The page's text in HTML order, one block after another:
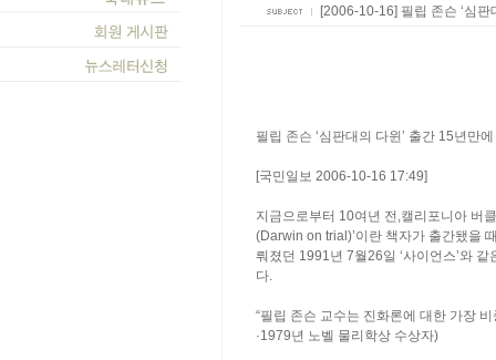
[2006-10-16] 필립 존슨 ‘심
필립 존슨 ‘심판대의 다윈’ 출간 15년만
[국민일보 2006-10-16 17:49]
지금으로부터 10여년 전,캘리포니아 버
(Darwin on trial)’이란 책자가 출간됐을
뤄졌던 1991년 7월26일 ‘사이언스’와
다.
“필립 존슨 교수는 진화론에 대한 가장
·1979년 노벨 물리학상 수상자)